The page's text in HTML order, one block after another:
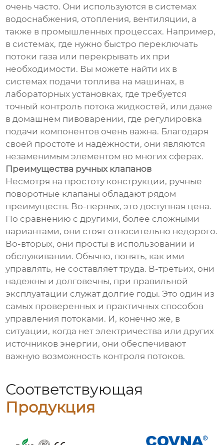
очень часто. Они используются в системах
водоснабжения, отопления, вентиляции, а
также в промышленных процессах. Например,
в системах, где нужно быстро переключать
потоки газа или перекрывать их при
необходимости. Вы можете найти их в
системах подачи топлива на машинах, в
лабораторных установках, где требуется
точный контроль потока жидкостей, или даже
в домашнем пивоварении, где регулировка
подачи компонентов очень важна. Благодаря
своей простоте и надёжности, они являются
незаменимым элементом во многих сферах.
Преимущества ручных клапанов
Несмотря на простоту конструкции, ручные
поворотные клапаны обладают рядом
преимуществ. Во-первых, это доступная цена.
По сравнению с другими, более сложными
вариантами, они стоят относительно недорого.
Во-вторых, они просты в использовании и
обслуживании. Обычно, понять, как ими
управлять, не составляет труда. В-третьих, они
надежны и долговечны, при правильной
эксплуатации служат долгие годы. Это один из
самых проверенных и практичных способов
управления потоками. И, конечно же, в
ситуации, когда нет электричества или других
источников энергии, они обеспечивают
важную возможность контроля потоков.
Соответствующая
Продукция